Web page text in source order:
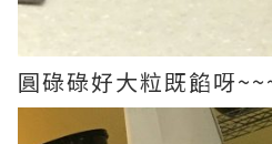
圓碌碌好大粒既餡呀